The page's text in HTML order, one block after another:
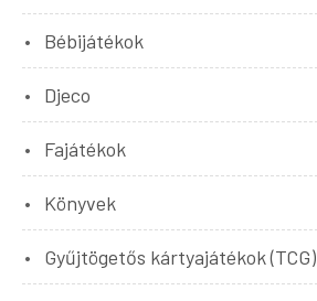
Bébijátékok
Djeco
Fajátékok
Könyvek
Gyűjtögetős kártyajátékok (TCG)